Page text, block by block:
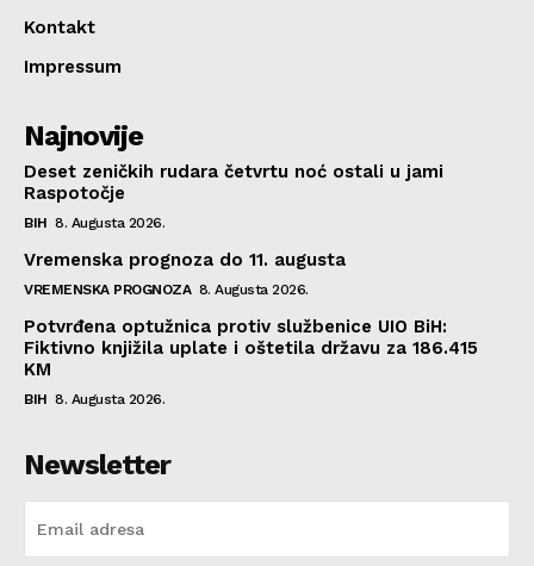
Kontakt
Impressum
Najnovije
Deset zeničkih rudara četvrtu noć ostali u jami
Raspotočje
BIH 8. Augusta 2026.
Vremenska prognoza do 11. augusta
VREMENSKA PROGNOZA 8. Augusta 2026.
Potvrđena optužnica protiv službenice UIO BiH:
Fiktivno knjižila uplate i oštetila državu za 186.415
KM
BIH 8. Augusta 2026.
Newsletter